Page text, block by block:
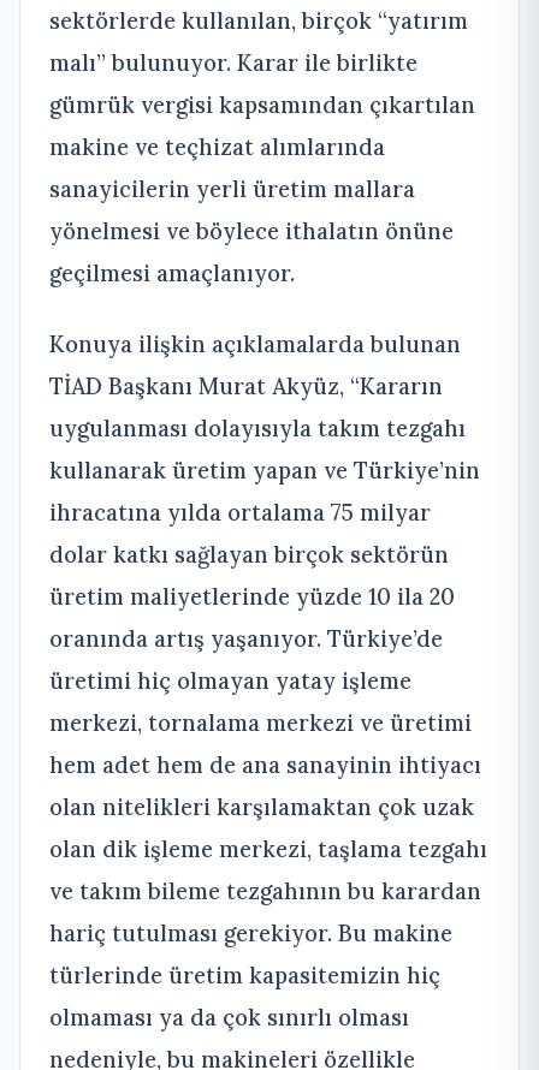
sektörlerde kullanılan, birçok “yatırım
malı” bulunuyor. Karar ile birlikte
gümrük vergisi kapsamından çıkartılan
makine ve teçhizat alımlarında
sanayicilerin yerli üretim mallara
yönelmesi ve böylece ithalatın önüne
geçilmesi amaçlanıyor.
Konuya ilişkin açıklamalarda bulunan
TİAD Başkanı Murat Akyüz, “Kararın
uygulanması dolayısıyla takım tezgahı
kullanarak üretim yapan ve Türkiye’nin
ihracatına yılda ortalama 75 milyar
dolar katkı sağlayan birçok sektörün
üretim maliyetlerinde yüzde 10 ila 20
oranında artış yaşanıyor. Türkiye’de
üretimi hiç olmayan yatay işleme
merkezi, tornalama merkezi ve üretimi
hem adet hem de ana sanayinin ihtiyacı
olan nitelikleri karşılamaktan çok uzak
olan dik işleme merkezi, taşlama tezgahı
ve takım bileme tezgahının bu karardan
hariç tutulması gerekiyor. Bu makine
türlerinde üretim kapasitemizin hiç
olmaması ya da çok sınırlı olması
nedeniyle, bu makineleri özellikle